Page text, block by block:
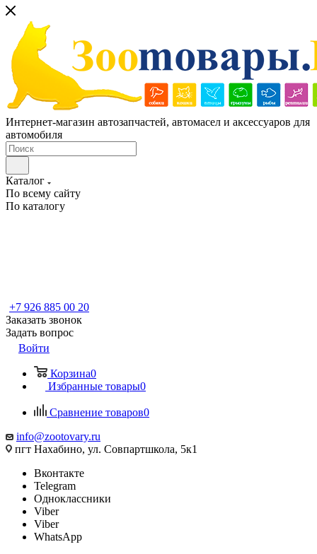
Интернет-магазин автозапчастей, автомасел и аксессуаров для
автомобиля
Каталог
По всему сайту
По каталогу
+7 926 885 00 20
Заказать звонок
Задать вопрос
Войти
Корзина0
Избранные товары0
Сравнение товаров0
info@zootovary.ru
пгт Нахабино, ул. Совпартшкола, 5к1
Вконтакте
Telegram
Одноклассники
Viber
Viber
WhatsApp